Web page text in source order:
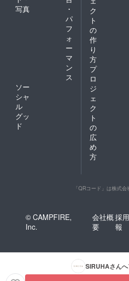
写真
・
パ
フ
ォ
ー
マ
ン
ス
ソー
シャ
ル
グッ
ド
ク
ト
の
作
り
方
プ
ロ
ジ
ェ
ク
ト
の
広
め
方
「QRコード」は株式
© CAMPFIRE,
Inc.
会社概
要
採
報
SIRUHAさん